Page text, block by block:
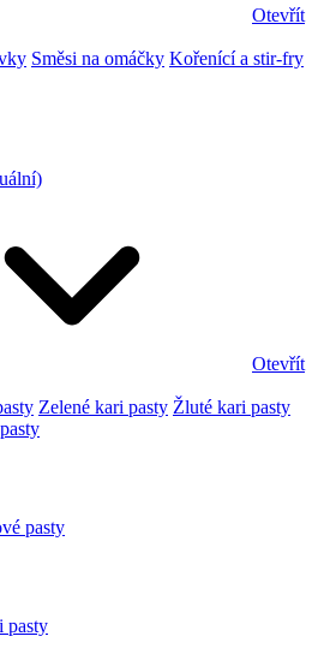
Otevřít
Směsi na omáčky Kořenící a stir-fry
Otevřít
Zelené kari pasty Žluté kari pasty
pasty
pasty